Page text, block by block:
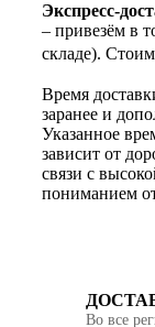
Экспресс-
– привезём в
складе).
Время
заранее и
Указанное
зависит от
связи с
пониманием
Во все